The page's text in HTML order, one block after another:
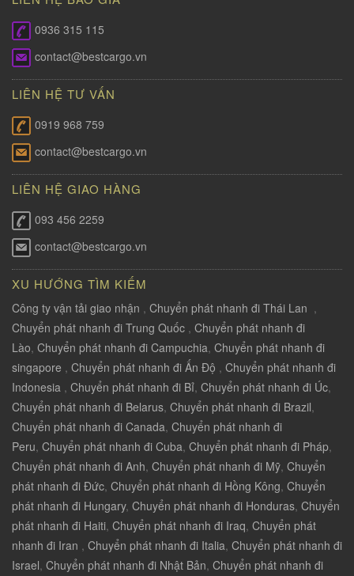
0936 315 115
contact@bestcargo.vn
LIÊN HỆ TƯ VẤN
0919 968 759
contact@bestcargo.vn
LIÊN HỆ GIAO HÀNG
093 456 2259
contact@bestcargo.vn
XU HƯỚNG TÌM KIẾM
Công ty vận tải giao nhận , Chuyển phát nhanh đi Thái Lan ,
Chuyển phát nhanh đi Trung Quốc , Chuyển phát nhanh đi
Lào, Chuyển phát nhanh đi Campuchia, Chuyển phát nhanh đi
singapore , Chuyển phát nhanh đi Ấn Độ , Chuyển phát nhanh đi
Indonesia , Chuyển phát nhanh đi Bỉ, Chuyển phát nhanh đi Úc,
Chuyển phát nhanh đi Belarus, Chuyển phát nhanh đi Brazil,
Chuyển phát nhanh đi Canada, Chuyển phát nhanh đi
Peru, Chuyển phát nhanh đi Cuba, Chuyển phát nhanh đi Pháp,
Chuyển phát nhanh đi Anh, Chuyển phát nhanh đi Mỹ, Chuyển
phát nhanh đi Đức, Chuyển phát nhanh đi Hồng Kông, Chuyển
phát nhanh đi Hungary, Chuyển phát nhanh đi Honduras, Chuyển
phát nhanh đi Haiti, Chuyển phát nhanh đi Iraq, Chuyển phát
nhanh đi Iran , Chuyển phát nhanh đi Italia, Chuyển phát nhanh đi
Israel, Chuyển phát nhanh đi Nhật Bản, Chuyển phát nhanh đi